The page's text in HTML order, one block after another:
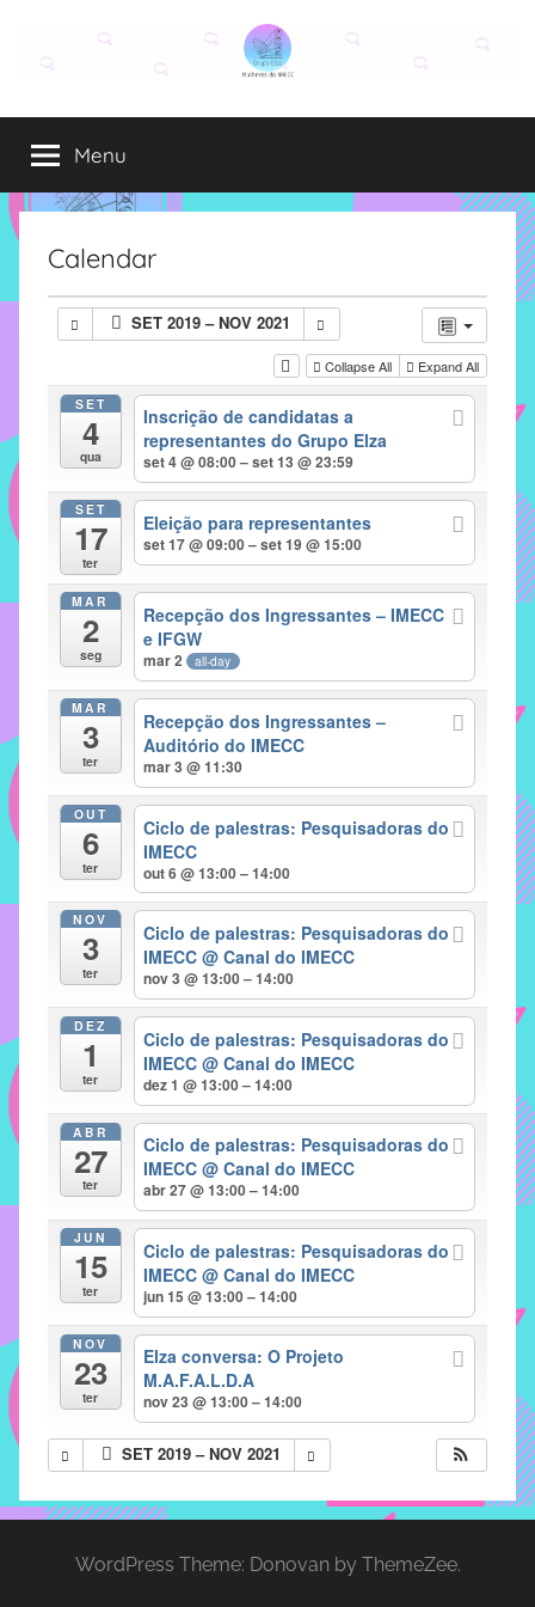
conteúdo
Grupo
Elza
Elza
é
formado
alunas,
funcionárias
IMECC
como
atribuição
implementar
mecanismos
proporcionem
fortalecimento
sociais
profissionais
alunos,
professores
pacificadoras
problemas
verificados
instituto,
para
prevenção
Menu
Calendar
SET 2019 – NOV 2021
Collapse All Expand All
SET
4
qua
Inscrição de candidatas a
representantes do Grupo Elza
set 4 @ 08:00 – set 13 @ 23:59
SET
17
ter
Eleição para representantes
set 17 @ 09:00 – set 19 @ 15:00
MAR
2
seg
Recepção dos Ingressantes – IMECC
e IFGW
mar 2 all-day
MAR
3
ter
Recepção dos Ingressantes –
Auditório do IMECC
mar 3 @ 11:30
OUT
6
ter
Ciclo de palestras: Pesquisadoras do
IMECC
out 6 @ 13:00 – 14:00
NOV
3
ter
Ciclo de palestras: Pesquisadoras do
IMECC@ Canal do IMECC
nov 3 @ 13:00 – 14:00
DEZ
1
ter
Ciclo de palestras: Pesquisadoras do
IMECC@ Canal do IMECC
dez 1 @ 13:00 – 14:00
ABR
27
ter
Ciclo de palestras: Pesquisadoras do
IMECC@ Canal do IMECC
abr 27 @ 13:00 – 14:00
JUN
15
ter
Ciclo de palestras: Pesquisadoras do
IMECC@ Canal do IMECC
jun 15 @ 13:00 – 14:00
NOV
23
ter
Elza conversa: O Projeto
M.A.F.A.L.D.A
nov 23 @ 13:00 – 14:00
SET 2019 – NOV 2021
WordPress Theme: Donovan by ThemeZee.